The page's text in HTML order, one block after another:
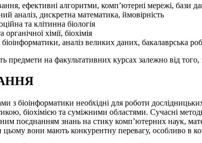
ефективні алгоритми, комп’ютерні мережі, бази
аналіз, дискретна математика, ймовірність
та клітинна біологія
хімії, біохімія
аналіз великих даних, бакалаврська
предмети на факультативних курсах залежно від
з біоінформатики необхідні для роботи
біохімією та суміжними областями. Сучасні
поєднанням знань на стику комп’ютерних наук,
вони мають конкурентну перевагу, особливо в